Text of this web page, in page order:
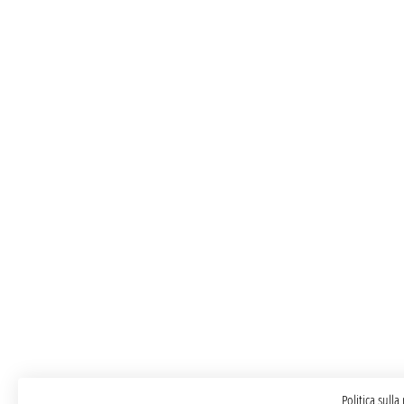
Politica sulla